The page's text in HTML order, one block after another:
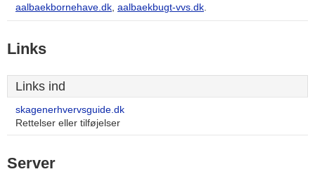
aalbaekbornehave.dk, aalbaekbugt-vvs.dk.
Links
Links ind
skagenerhvervsguide.dk
Rettelser eller tilføjelser
Server